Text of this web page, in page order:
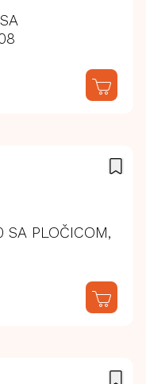
SA PLOČICOM,